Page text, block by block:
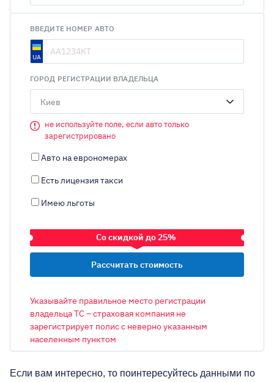
ВВЕДИТЕ НОМЕР АВТО
ГОРОД РЕГИСТРАЦИИ ВЛАДЕЛЬЦА
Киев
не используйте поле, если авто только
зарегистрировано
Авто на еврономерах
Есть лицензия такси
Имею льготы
Со скидкой до 25%
ОБЪЕМ ДВИГАТЕЛЯ
Указывайте правильное место регистрации
владельца ТС – страховая компания не
зарегистрирует полис с неверно указанным
населенным пунктом
Если вам интересно, то поинтересуйтесь данными по